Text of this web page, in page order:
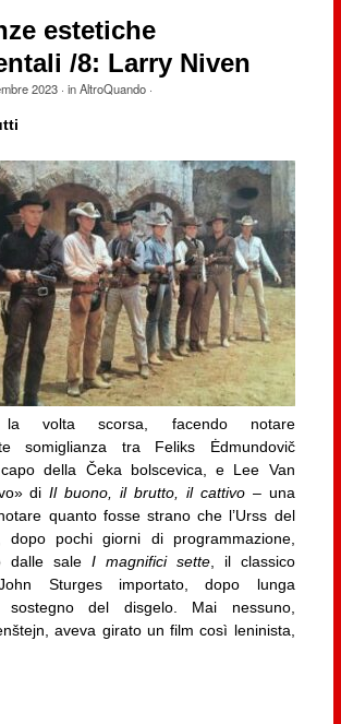
estetiche
/8: Larry Niven
2023· inAltroQuando·
la volta scorsa, facendo notare
somiglianza tra Feliks Ėdmundovič
della Čeka bolscevica, e Lee Van
diIl buono, il brutto, il cattivo– una
quanto fosse strano che l’Urss del
pochi giorni di programmazione,
dalle sale I magnifici sette, il classico
Sturges importato, dopo lunga
sostegno del disgelo. Mai nessuno,
aveva girato un film così leninista,